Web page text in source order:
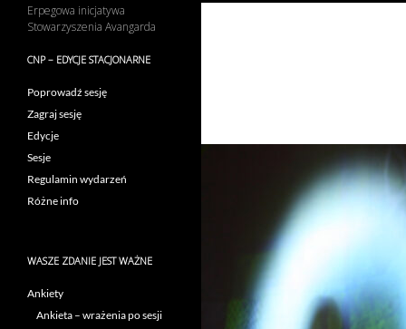
Erpegowa inicjatywa
Stowarzyszenia Avangarda
CNP – EDYCJE STACJONARNE
Poprowadź sesję
Zagraj sesję
Edycje
Sesje
Regulamin wydarzeń
Różne info
WASZE ZDANIE JEST WAŻNE
Ankiety
Ankieta – wrażenia po sesji